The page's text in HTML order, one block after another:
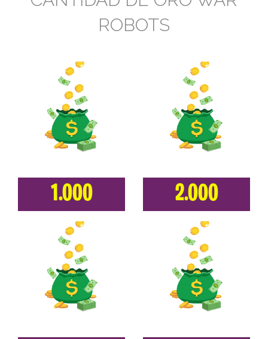
ROBOTS
1.000 2.000